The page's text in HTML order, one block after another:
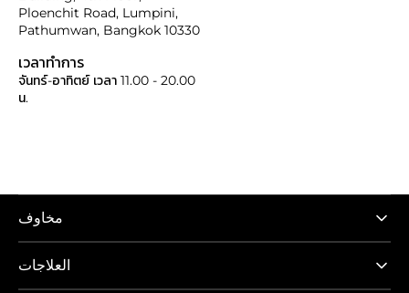
Ploenchit Road, Lumpini,
Pathumwan, Bangkok 10330
เวลาทำการ
จันทร์-อาทิตย์ เวลา 11.00 - 20.00
น.
مخاوف
العلاجات